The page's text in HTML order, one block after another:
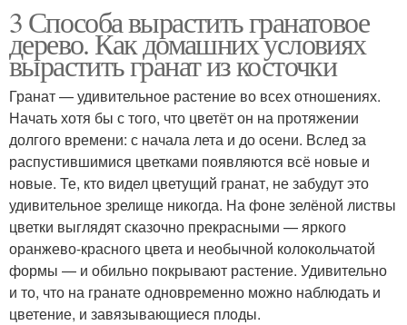
3 Способа вырастить гранатовое
дерево. Как домашних условиях
вырастить гранат из косточки
Гранат — удивительное растение во всех отношениях.
Начать хотя бы с того, что цветёт он на протяжении
долгого времени: с начала лета и до осени. Вслед за
распустившимися цветками появляются всё новые и
новые. Те, кто видел цветущий гранат, не забудут это
удивительное зрелище никогда. На фоне зелёной листвы
цветки выглядят сказочно прекрасными — яркого
оранжево-красного цвета и необычной колокольчатой
формы — и обильно покрывают растение. Удивительно
и то, что на гранате одновременно можно наблюдать и
цветение, и завязывающиеся плоды.